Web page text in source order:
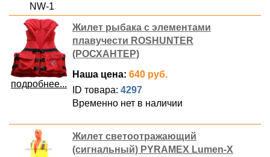
NW-1
подробнее...
Жилет рыбака с элементами
плавучести ROSHUNTER
(РОСХАНТЕР)
Наша цена: 640 руб.
ID товара: 4297
Временно нет в наличии
Жилет светоотражающий
(сигнальный) PYRAMEX Lumen-X